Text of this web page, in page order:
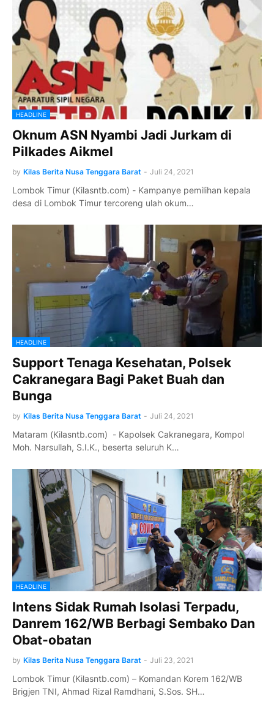
HEADLINE
Oknum ASN Nyambi Jadi Jurkam di
Pilkades Aikmel
by Kilas Berita Nusa Tenggara Barat - Juli 24, 2021
Lombok Timur (Kilasntb.com) - Kampanye pemilihan kepala
desa di Lombok Timur tercoreng ulah okum…
HEADLINE
Support Tenaga Kesehatan, Polsek
Cakranegara Bagi Paket Buah dan
Bunga
by Kilas Berita Nusa Tenggara Barat - Juli 24, 2021
Mataram (Kilasntb.com) - Kapolsek Cakranegara, Kompol
Moh. Narsullah, S.I.K., beserta seluruh K…
HEADLINE
Intens Sidak Rumah Isolasi Terpadu,
Danrem 162/WB Berbagi Sembako Dan
Obat-obatan
by Kilas Berita Nusa Tenggara Barat - Juli 23, 2021
Lombok Timur (Kilasntb.com) – Komandan Korem 162/WB
Brigjen TNI, Ahmad Rizal Ramdhani, S.Sos. SH…